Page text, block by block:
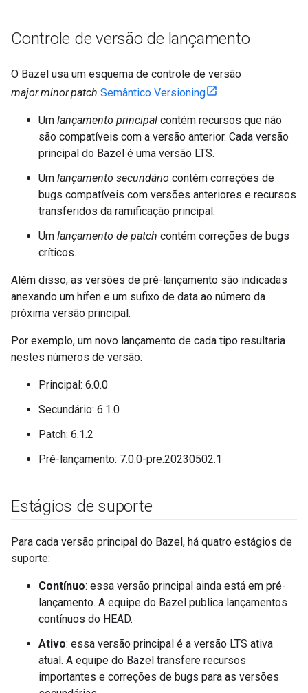
Controle de versão de lançamento
O Bazel usa um esquema de controle de versão
major.minor.patch Semântico Versioning .
Um lançamento principal contém recursos que não
são compatíveis com a versão anterior. Cada versão
principal do Bazel é uma versão LTS.
Um lançamento secundário contém correções de
bugs compatíveis com versões anteriores e recursos
transferidos da ramificação principal.
Um lançamento de patch contém correções de bugs
críticos.
Além disso, as versões de pré-lançamento são indicadas
anexando um hífen e um sufixo de data ao número da
próxima versão principal.
Por exemplo, um novo lançamento de cada tipo resultaria
nestes números de versão:
Principal: 6.0.0
Secundário: 6.1.0
Patch: 6.1.2
Pré-lançamento: 7.0.0-pre.20230502.1
Estágios de suporte
Para cada versão principal do Bazel, há quatro estágios de
suporte:
Contínuo: essa versão principal ainda está em pré-
lançamento. A equipe do Bazel publica lançamentos
contínuos do HEAD.
Ativo: essa versão principal é a versão LTS ativa
atual. A equipe do Bazel transfere recursos
importantes e correções de bugs para as versões